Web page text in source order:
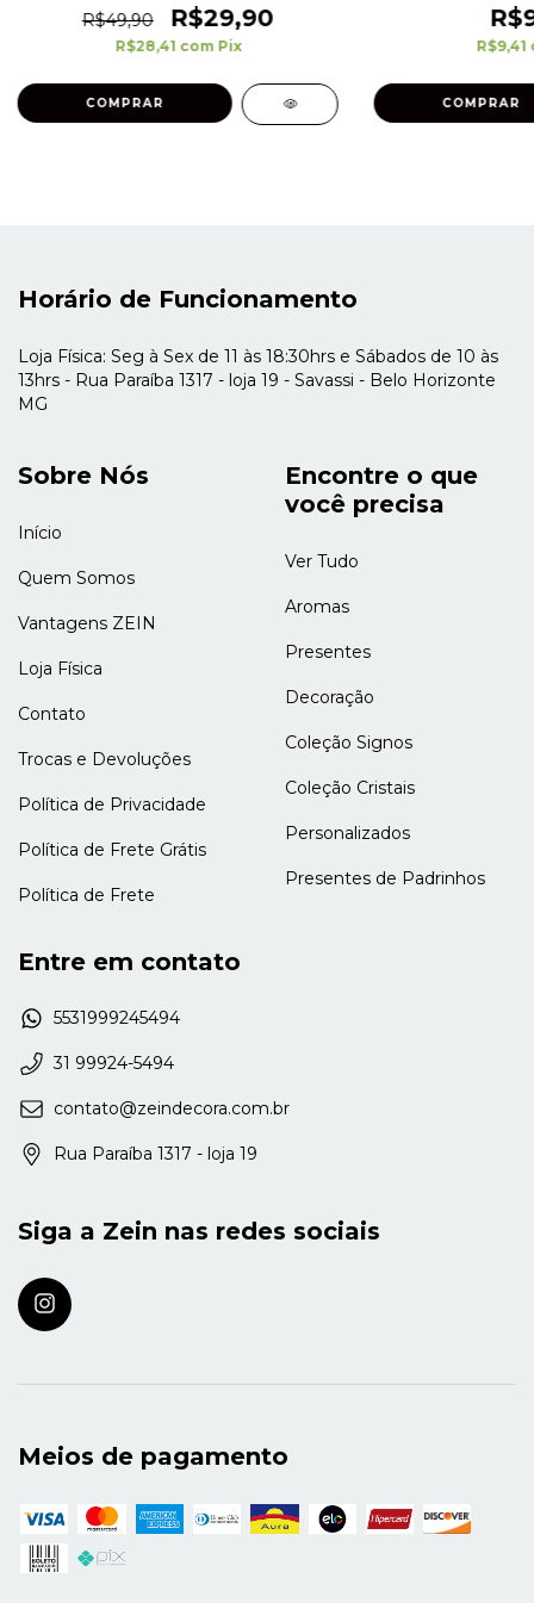
R$49,90 R$29,90
R$28,41 com Pix R$9,41
Horário de Funcionamento
Loja Física: Seg à Sex de 11 às 18:30hrs e Sábados de 10 às
13hrs - Rua Paraíba 1317 - loja 19 - Savassi - Belo Horizonte
MG
Sobre Nós
Início
Quem Somos
Vantagens ZEIN
Loja Física
Contato
Trocas e Devoluções
Política de Privacidade
Política de Frete Grátis
Política de Frete
Encontre o que
você precisa
Ver Tudo
Aromas
Presentes
Decoração
Coleção Signos
Coleção Cristais
Personalizados
Presentes de Padrinhos
Entre em contato
5531999245494
31 99924-5494
contato@zeindecora.com.br
Rua Paraíba 1317 - loja 19
Siga a Zein nas redes sociais
Meios de pagamento